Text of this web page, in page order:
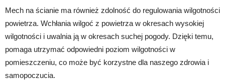
Mech na ścianie ma również zdolność do regulowania wilgotności
powietrza. Wchłania wilgoć z powietrza w okresach wysokiej
wilgotności i uwalnia ją w okresach suchej pogody. Dzięki temu,
pomaga utrzymać odpowiedni poziom wilgotności w
pomieszczeniu, co może być korzystne dla naszego zdrowia i
samopoczucia.